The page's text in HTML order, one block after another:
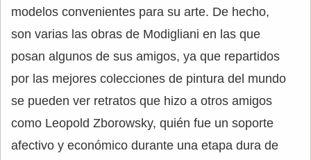
modelos convenientes para su arte. De hecho,
son varias las obras de Modigliani en las que
posan algunos de sus amigos, ya que repartidos
por las mejores colecciones de pintura del mundo
se pueden ver retratos que hizo a otros amigos
como Leopold Zborowsky, quién fue un soporte
afectivo y económico durante una etapa dura de